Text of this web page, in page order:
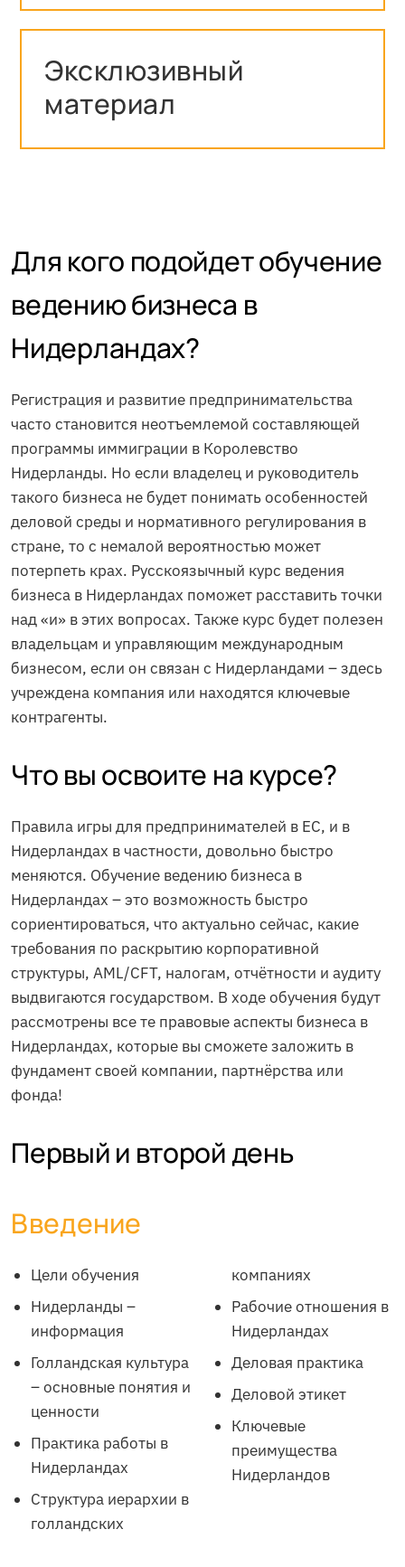
Эксклюзивный
материал
Для кого подойдет обучение
ведению бизнеса в
Нидерландах?
Регистрация и развитие предпринимательства
часто становится неотъемлемой составляющей
программы иммиграции в Королевство
Нидерланды. Но если владелец и руководитель
такого бизнеса не будет понимать особенностей
деловой среды и нормативного регулирования в
стране, то с немалой вероятностью может
потерпеть крах. Русскоязычный курс ведения
бизнеса в Нидерландах поможет расставить точки
над «и» в этих вопросах. Также курс будет полезен
владельцам и управляющим международным
бизнесом, если он связан с Нидерландами – здесь
учреждена компания или находятся ключевые
контрагенты.
Что вы освоите на курсе?
Правила игры для предпринимателей в ЕС, и в
Нидерландах в частности, довольно быстро
меняются. Обучение ведению бизнеса в
Нидерландах – это возможность быстро
сориентироваться, что актуально сейчас, какие
требования по раскрытию корпоративной
структуры, AML/CFT, налогам, отчётности и аудиту
выдвигаются государством. В ходе обучения будут
рассмотрены все те правовые аспекты бизнеса в
Нидерландах, которые вы сможете заложить в
фундамент своей компании, партнёрства или
фонда!
Первый и второй день
Введение
Цели обучения
Нидерланды –
информация
Голландская культура
– основные понятия и
ценности
Практика работы в
Нидерландах
Структура иерархии в
голландских
компаниях
Рабочие отношения в
Нидерландах
Деловая практика
Деловой этикет
Ключевые
преимущества
Нидерландов